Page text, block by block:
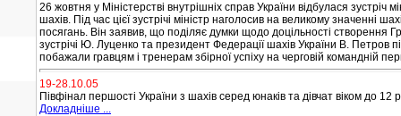
26 жовтня у Міністерстві внутрішніх справ України відбулася
шахів. Під час цієї зустрічі міністр наголосив на великому значенні
посягань. Він заявив, що поділяє думки щодо доцільності створення
зустрічі Ю. Луценко та президент Федерації шахів України В. Петров
побажали гравцям і тренерам збірної успіху на черговій командній
19-28.10.05
Півфінал першості України з шахів серед юнаків та дівчат віком до
Докладніше ...